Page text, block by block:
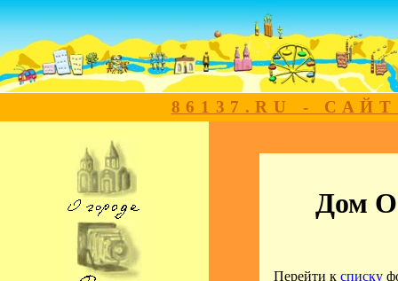
86137.RU -
Дом
Перейти к списку